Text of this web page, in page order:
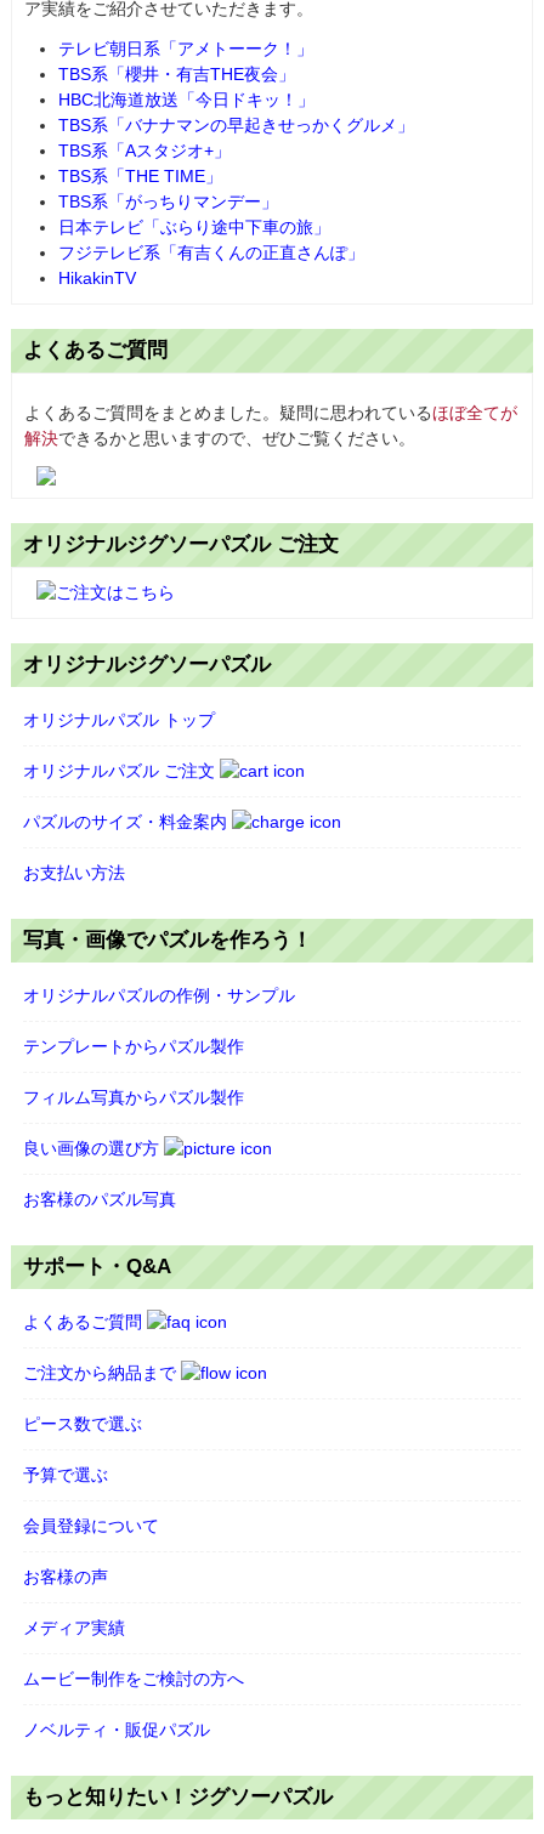
ア実績をご紹介させていただきます。
テレビ朝日系「アメトーーク！」
TBS系「櫻井・有吉THE夜会」
HBC北海道放送「今日ドキッ！」
TBS系「バナナマンの早起きせっかくグルメ」
TBS系「Aスタジオ+」
TBS系「THE TIME」
TBS系「がっちりマンデー」
日本テレビ「ぶらり途中下車の旅」
フジテレビ系「有吉くんの正直さんぽ」
HikakinTV
よくあるご質問
よくあるご質問をまとめました。疑問に思われているほぼ全てが
解決できるかと思いますので、ぜひご覧ください。
オリジナルジグソーパズル ご注文
オリジナルジグソーパズル
オリジナルパズル トップ
オリジナルパズル ご注文
パズルのサイズ・料金案内
お支払い方法
写真・画像でパズルを作ろう！
オリジナルパズルの作例・サンプル
テンプレートからパズル製作
フィルム写真からパズル製作
良い画像の選び方
お客様のパズル写真
サポート・Q&A
よくあるご質問
ご注文から納品まで
ピース数で選ぶ
予算で選ぶ
会員登録について
お客様の声
メディア実績
ムービー制作をご検討の方へ
ノベルティ・販促パズル
もっと知りたい！ジグソーパズル